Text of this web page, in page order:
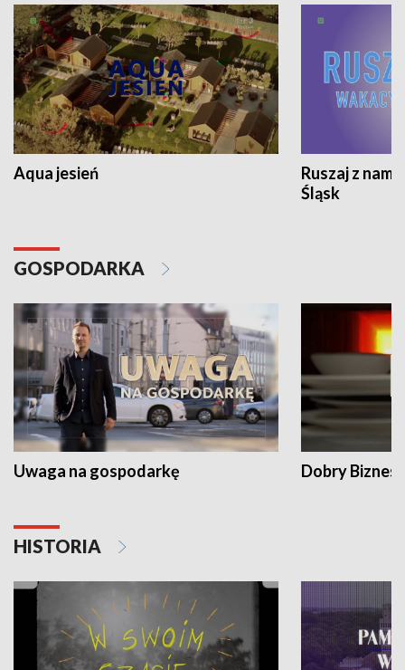
Aqua jesień
Ruszaj z
Śląsk
GOSPODARKA
Uwaga na gospodarkę Dobry Biznes
HISTORIA